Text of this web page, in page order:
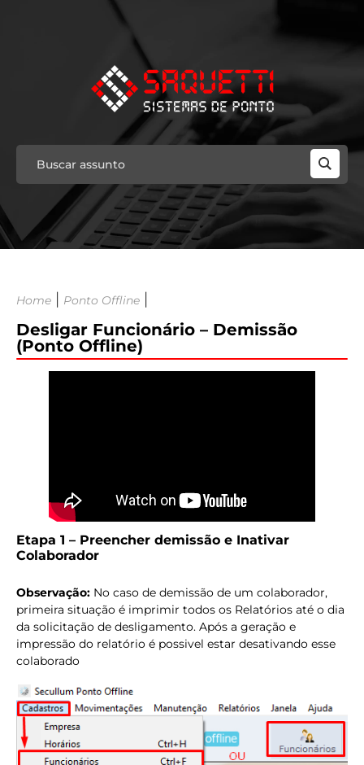
Home Ponto Offline
Desligar Funcionário – Demissão
(Ponto Offline)
Etapa 1 – Preencher demissão e Inativar
Colaborador
Observação: No caso de demissão de um colaborador,
primeira situação é imprimir todos os Relatórios até o dia
da solicitação de desligamento. Após a geração e
impressão do relatório é possivel estar desativando esse
colaborado